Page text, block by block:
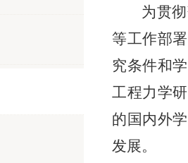
为贯
等工作部
究条件和
工程力学
的国内外
发展。